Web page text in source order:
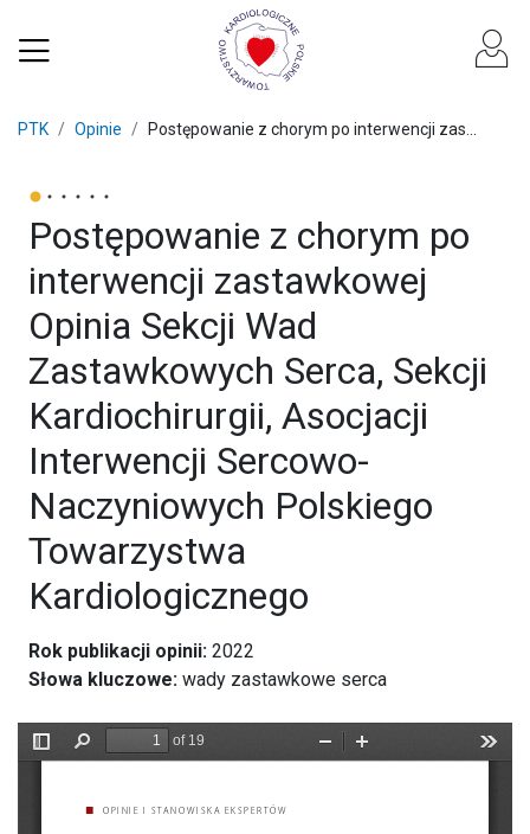
PTK Opinie Postępowanie z chorym po interwencji zas...
Postępowanie z chorym po
interwencji zastawkowej
Opinia Sekcji Wad
Zastawkowych Serca, Sekcji
Kardiochirurgii, Asocjacji
Interwencji Sercowo-
Naczyniowych Polskiego
Towarzystwa
Kardiologicznego
Rok publikacji opinii: 2022
Słowa kluczowe: wady zastawkowe serca